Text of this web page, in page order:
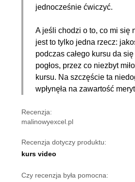
jednocześnie ćwiczyć.
A jeśli chodzi o to, co mi się
jest to tylko jedna rzecz:
podczas całego kursu da
pogłos, przez co niezbyt
kursu. Na szczęście ta
wpłynęła na zawartość
Recenzja:
malinowyexcel.pl
Recenzja dotyczy produktu:
kurs video
Czy recenzja była pomocna: